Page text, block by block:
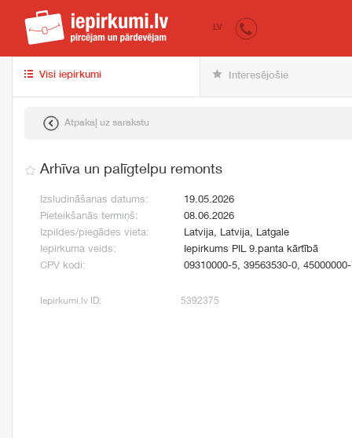
iepirkumi.lv
LV
Visi iepirkumi Interesējošie
Atpakaļ uz sarakstu
Arhīva un palīgtelpu remonts
Izsludināšanas datums:
19.05.2026
Pieteikšanās termiņš:
08.06.2026
Izpildes/piegādes vieta:
Latvija, Latvija, Latgale
Iepirkuma veids:
Iepirkums PIL 9.panta kārtībā
CPV kodi:
09310000-5, 39563530-0,
Iepirkumi.lv ID: 5392375